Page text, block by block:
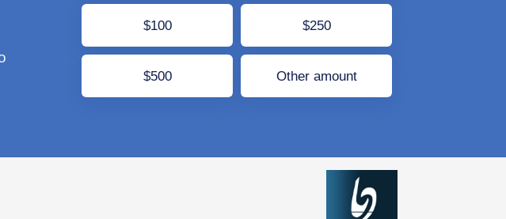
$100 $250
$500 Other amount